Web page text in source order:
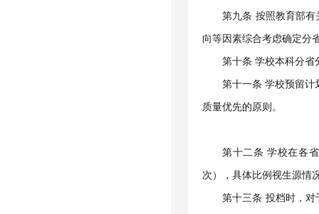
第九条 按照教育部
向等因素综合考虑确定分
第十条 学校本科分省
第十一条 学校预留计
质量优先的原则。
第十二条 学校在各
次），具体比例视生源情
第十三条 投档时，